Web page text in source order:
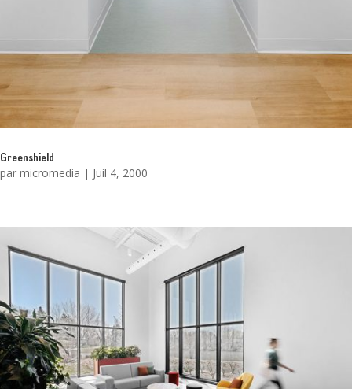
Greenshield
par micromedia | Juil 4, 2000